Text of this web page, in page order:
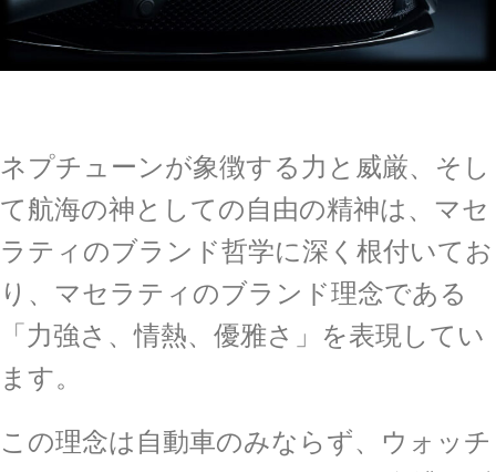
ネプチューンが象徴する力と威厳、そし
て航海の神としての自由の精神は、マセ
ラティのブランド哲学に深く根付いてお
り、マセラティのブランド理念である
「力強さ、情熱、優雅さ」を表現してい
ます。
この理念は自動車のみならず、ウォッチ